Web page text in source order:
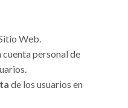
Web.
personal de
de los usuarios en